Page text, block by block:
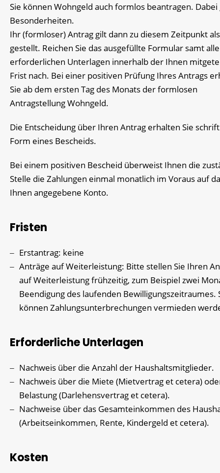
Sie können Wohngeld auch formlos beantragen.
Besonderheiten.
Ihr (formloser) Antrag gilt dann zu diesem Zeitpunkt als
gestellt. Reichen Sie das ausgefüllte Formular samt
erforderlichen Unterlagen innerhalb der Ihnen
Frist nach. Bei einer positiven Prüfung Ihres Antrags
Sie ab dem ersten Tag des Monats der formlosen
Antragstellung Wohngeld.
Die Entscheidung über Ihren Antrag erhalten Sie
Form eines Bescheids.
Bei einem positiven Bescheid überweist Ihnen die
Stelle die Zahlungen einmal monatlich im Voraus auf
Ihnen angegebene Konto.
Fristen
Erstantrag: keine
Anträge auf Weiterleistung: Bitte stellen Sie Ihren
auf Weiterleistung frühzeitig, zum Beispiel zwei
Beendigung des laufenden Bewilligungszeitraumes.
können Zahlungsunterbrechungen vermieden
Erforderliche Unterlagen
Nachweis über die Anzahl der Haushaltsmitglieder.
Nachweis über die Miete (Mietvertrag et cetera)
Belastung (Darlehensvertrag et cetera).
Nachweise über das Gesamteinkommen des
(Arbeitseinkommen, Rente, Kindergeld et cetera).
Kosten